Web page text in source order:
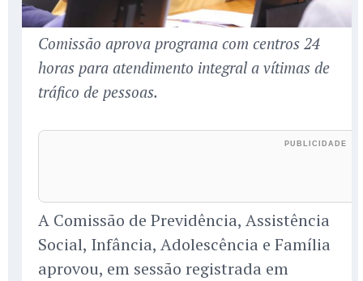
Comissão aprova programa com centros 24
horas para atendimento integral a vítimas de
tráfico de pessoas.
A Comissão de Previdência, Assistência
Social, Infância, Adolescência e Família
aprovou, em sessão registrada em